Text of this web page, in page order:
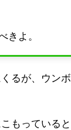
きよ。
るが、ウン
もっている